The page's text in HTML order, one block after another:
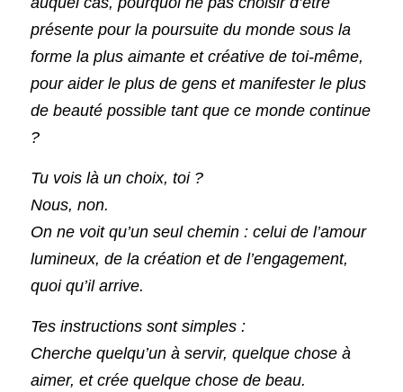
présente pour la poursuite du monde sous la
forme la plus aimante et créative de toi-même,
pour aider le plus de gens et manifester le plus
de beauté possible tant que ce monde continue
?
Tu vois là un choix, toi ?
Nous, non.
On ne voit qu’un seul chemin : celui de l’amour
lumineux, de la création et de l’engagement,
quoi qu’il arrive.
Tes instructions sont simples :
Cherche quelqu’un à servir, quelque chose à
aimer, et crée quelque chose de beau.